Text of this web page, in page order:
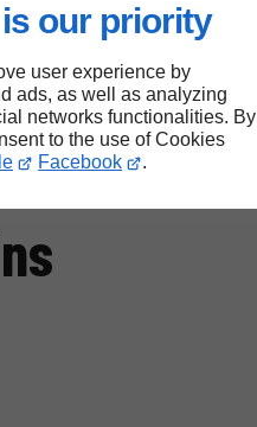
our priority
user experience by
ads, as well as analyzing
networks functionalities. By
to the use of Cookies
Facebook .